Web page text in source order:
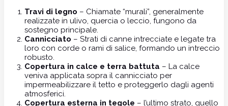
Travi di legno – Chiamate “murali”, generalmente
realizzate in ulivo, quercia o leccio, fungono da
sostegno principale.
Cannicciato – Strati di canne intrecciate e legate tra
loro con corde o rami di salice, formando un intreccio
robusto.
Copertura in calce e terra battuta – La calce
veniva applicata sopra il cannicciato per
impermeabilizzare il tetto e proteggerlo dagli agenti
atmosferici.
Copertura esterna in tegole – l’ultimo strato, quello